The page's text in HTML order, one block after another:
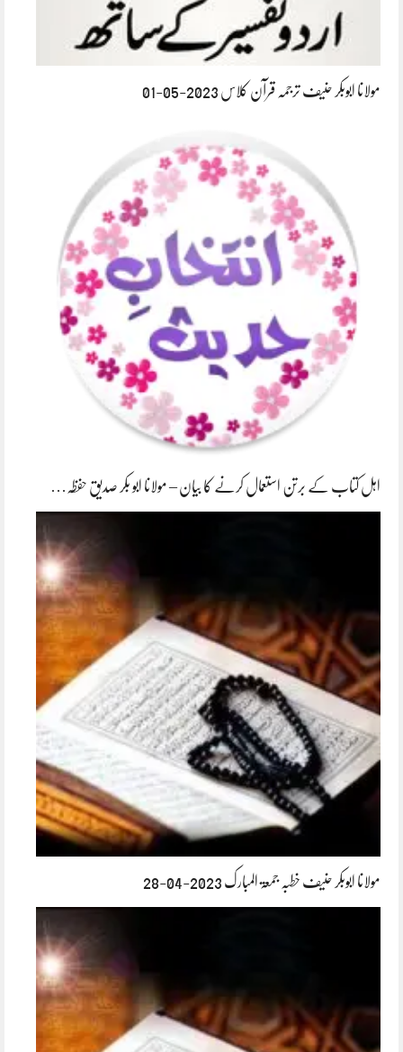
مولانا ابوبکر حنیف ترجمہ قرآن کلاس 2023-05-01
اہل کتاب کے برتن استعمال کرنے کا بیان – مولانا ابو بکر صدیق حفظہ…
مولانا ابوبکر حنیف خطبہ جمعۃ المبارک 2023-04-28